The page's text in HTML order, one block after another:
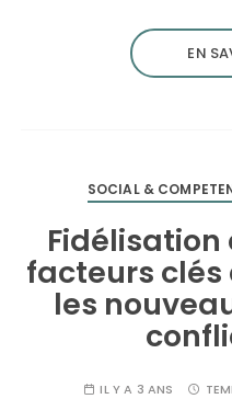
EN
SOCIAL &
facteurs clés
les
IL Y A 3 ANS